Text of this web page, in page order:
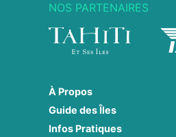
NOS PARTENAIRES
À Propos
Guide des Îles
Infos Pratiques